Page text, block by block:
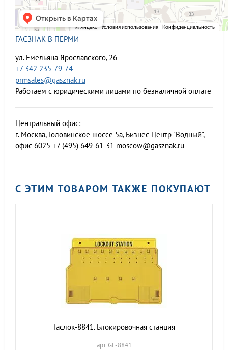
ГАСЗНАК В ПЕРМИ
ул. Емельяна Ярославского, 26
+7 342 235-79-74
prmsales@gasznak.ru
Работаем с юридическими лицами по безналичной оплате
Центральный офис:
г. Москва, Головинское шоссе 5а, Бизнес-Центр "Водный",
офис 6025 +7 (495) 649-61-31 moscow@gasznak.ru
С ЭТИМ ТОВАРОМ ТАКЖЕ ПОКУПАЮТ
Гаслок-8841. Блокировочная станция
арт. GL-8841